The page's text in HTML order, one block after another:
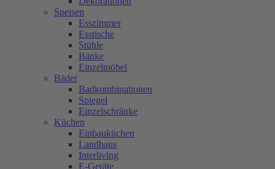
Speisen
Esszimmer
Esstische
Stühle
Bänke
Einzelmöbel
Bäder
Badkombinationen
Spiegel
Einzelschränke
Küchen
Einbauküchen
Landhaus
Interliving
E-Geräte